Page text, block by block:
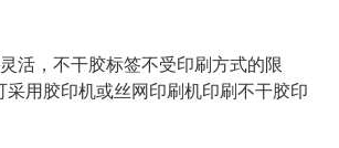
，不干胶标签不受印刷方式的限
用胶印机或丝网印刷机印刷不干胶印